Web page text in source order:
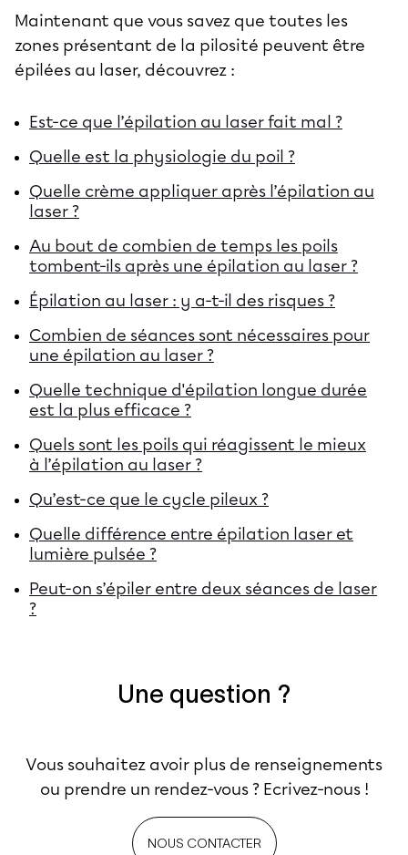
Maintenant que vous savez que toutes les
zones présentant de la pilosité peuvent être
épilées au laser, découvrez :
Est-ce que l’épilation au laser fait mal ?
Quelle est la physiologie du poil ?
Quelle crème appliquer après l’épilation au
laser ?
Au bout de combien de temps les poils
tombent-ils après une épilation au laser ?
Épilation au laser : y a-t-il des risques ?
Combien de séances sont nécessaires pour
une épilation au laser ?
Quelle technique d'épilation longue durée
est la plus efficace ?
Quels sont les poils qui réagissent le mieux
à l’épilation au laser ?
Qu’est-ce que le cycle pileux ?
Quelle différence entre épilation laser et
lumière pulsée ?
Peut-on s’épiler entre deux séances de laser
?
Une question ?
Vous souhaitez avoir plus de renseignements
ou prendre un rendez-vous ? Ecrivez-nous !
NOUS CONTACTER